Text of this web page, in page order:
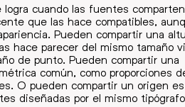
logra cuando las fuentes
que las hace compatibles,
Pueden compartir una
hace parecer del mismo tamaño
de punto. Pueden compartir una
común, como proporciones
O pueden compartir un origen
diseñadas por el mismo